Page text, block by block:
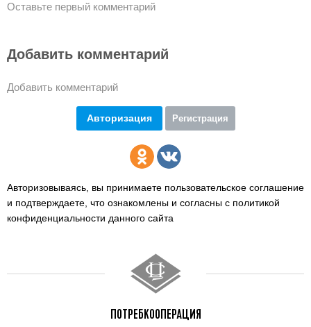
Оставьте первый комментарий
Добавить комментарий
Добавить комментарий
Авторизация Регистрация
Авторизовываясь, вы принимаете пользовательское соглашение
и подтверждаете, что ознакомлены и согласны с политикой
конфиденциальности данного сайта
ПОТРЕБКООПЕРАЦИЯ